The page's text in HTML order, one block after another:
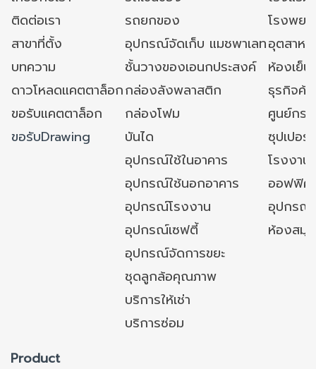
ติดต่อเรา
รถยกของ
โรงพย
สาขาที่ตั้ง
อุปกรณ์จัดเก็บ แมชพาเลทอุตสาหก
บทความ
ชั้นวางของเอนกประสงค์
ห้องเย็
ดาวโหลดแคตตาล็อกกล่องลังพลาสติก
ธุรกิจค้
ขอรับแคตตาล็อก
กล่องโฟม
ศูนย์กร
ขอรับDrawing
บันได
ซุปเปอ
อุปกรณ์ใช้ในอาคาร
โรงงา
อุปกรณ์ใช้นอกอาคาร
ออฟฟิศ/
อุปกรณ์โรงงาน
อุปกรณ์
อุปกรณ์เซฟตี้
ห้องสมุ
อุปกรณ์จัดการขยะ
ชุดลูกล้อคุณภาพ
บริการให้เช่า
บริการซ่อม
Product